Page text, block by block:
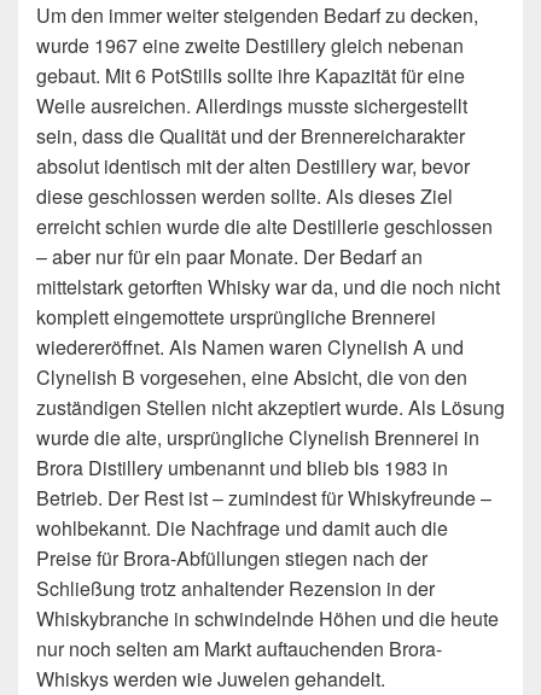
Um den immer weiter steigenden Bedarf zu decken,
wurde 1967 eine zweite Destillery gleich nebenan
gebaut. Mit 6 PotStills sollte ihre Kapazität für eine
Weile ausreichen. Allerdings musste sichergestellt
sein, dass die Qualität und der Brennereicharakter
absolut identisch mit der alten Destillery war, bevor
diese geschlossen werden sollte. Als dieses Ziel
erreicht schien wurde die alte Destillerie geschlossen
– aber nur für ein paar Monate. Der Bedarf an
mittelstark getorften Whisky war da, und die noch nicht
komplett eingemottete ursprüngliche Brennerei
wiedereröffnet. Als Namen waren Clynelish A und
Clynelish B vorgesehen, eine Absicht, die von den
zuständigen Stellen nicht akzeptiert wurde. Als Lösung
wurde die alte, ursprüngliche Clynelish Brennerei in
Brora Distillery umbenannt und blieb bis 1983 in
Betrieb. Der Rest ist – zumindest für Whiskyfreunde –
wohlbekannt. Die Nachfrage und damit auch die
Preise für Brora-Abfüllungen stiegen nach der
Schließung trotz anhaltender Rezension in der
Whiskybranche in schwindelnde Höhen und die heute
nur noch selten am Markt auftauchenden Brora-
Whiskys werden wie Juwelen gehandelt.